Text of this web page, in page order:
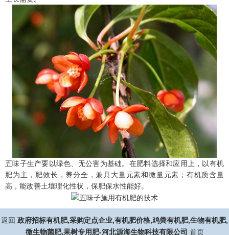
五味子生产要以绿色、无公害为基础。在肥料选择和应用上，以有机
肥为主，肥效长，养分全，兼具大量元素和微量元素；有机质含量
高，能改善土壤理化性状，保肥保水性能好。
返回 政府招标有机肥,采购定点企业,有机肥价格,鸡粪有机肥,生物有机肥,
微生物菌肥,果树专用肥-河北源海生物科技有限公司 首页